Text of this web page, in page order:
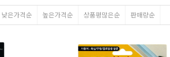
낮은가격순 높은가격순 상품평많은순 판매량순